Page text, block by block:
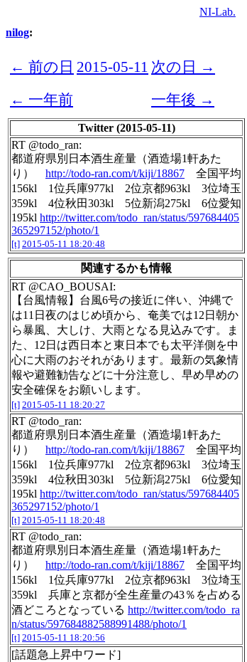
NI-Lab.
nilog:
← 前の日 2015-05-11 次の日 →
← 一年前
一年後 →
Twitter (2015-05-11)
RT @todo_ran:
都道府県別日本酒生産量（酒造場1軒あた
り） http://todo-ran.com/t/kiji/18867 全国平均
156kl 1位兵庫977kl 2位京都963kl 3位埼玉
359kl 4位秋田303kl 5位新潟275kl 6位愛知
195kl http://twitter.com/todo_ran/status/597684405
365297152/photo/1
[t] 2015-05-11 18:20:48
関連するかも情報
RT @CAO_BOUSAI:
【台風情報】台風6号の接近に伴い、沖縄で
は11日夜のはじめ頃から、奄美では12日朝か
ら暴風、大しけ、大雨となる見込みです。ま
た、12日は西日本と東日本でも太平洋側を中
心に大雨のおそれがあります。最新の気象情
報や避難勧告などに十分注意し、早め早めの
安全確保をお願いします。
[t] 2015-05-11 18:20:27
RT @todo_ran:
都道府県別日本酒生産量（酒造場1軒あた
り） http://todo-ran.com/t/kiji/18867 全国平均
156kl 1位兵庫977kl 2位京都963kl 3位埼玉
359kl 4位秋田303kl 5位新潟275kl 6位愛知
195kl http://twitter.com/todo_ran/status/597684405
365297152/photo/1
[t] 2015-05-11 18:20:48
RT @todo_ran:
都道府県別日本酒生産量（酒造場1軒あた
り） http://todo-ran.com/t/kiji/18867 全国平均
156kl 1位兵庫977kl 2位京都963kl 3位埼玉
359kl 兵庫と京都が全生産量の43％を占める
酒どころとなっている http://twitter.com/todo_ra
n/status/597684882588991488/photo/1
[t] 2015-05-11 18:20:56
[話題急上昇中ワード]